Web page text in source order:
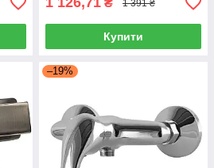
₴ 1 391 ₴
Купити
–19%